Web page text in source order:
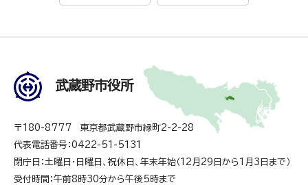
武蔵野市役所
〒180-8777 東京都武蔵野市緑町2-2-28
代表電話番号：0422-51-5131
閉庁日：土曜日・日曜日、祝休日、年末年始（12月29日から1月3日まで）
受付時間：午前8時30分から午後5時まで